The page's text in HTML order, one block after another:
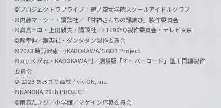
©プロジェクトラブライブ！蓮ノ空女学院スクールアイドルクラブ
©内藤マーシー・講談社／「甘神さんちの縁結び」製作委員会
©真島ヒロ・上田敦夫・講談社／FT100YQ製作委員会・テレビ東京
©龍幸伸／集英社・ダンダダン製作委員会
©2023 時雨沢恵一/KADOKAWA/GGO2 Project
©丸山くがね・KADOKAWA刊／劇場版「オーバーロード」聖王国編製作
委員会
© 2023 あおぎり高校 / viviON, inc.
©NANOHA 20th PROJECT
©雨森たきび／小学館／マケイン応援委員会